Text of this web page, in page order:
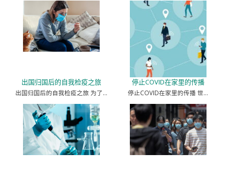
出国归国后的自我检疫之旅
出国归国后的自我检疫之旅 为了…
停止COVID在家里的传播
停止COVID在家里的传播 世…